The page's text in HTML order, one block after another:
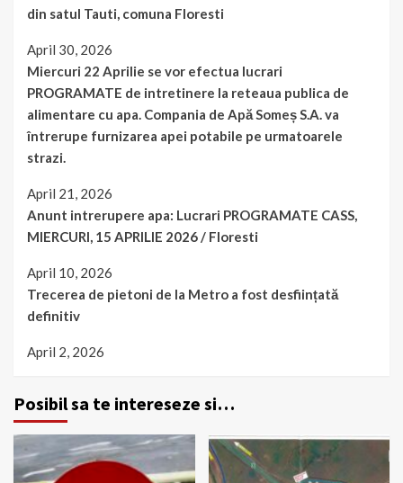
din satul Tauti, comuna Floresti
April 30, 2026
Miercuri 22 Aprilie se vor efectua lucrari
PROGRAMATE de intretinere la reteaua publica de
alimentare cu apa. Compania de Apă Someș S.A. va
întrerupe furnizarea apei potabile pe urmatoarele
strazi.
April 21, 2026
Anunt intrerupere apa: Lucrari PROGRAMATE CASS,
MIERCURI, 15 APRILIE 2026 / Floresti
April 10, 2026
Trecerea de pietoni de la Metro a fost desființată
definitiv
April 2, 2026
Posibil sa te intereseze si…